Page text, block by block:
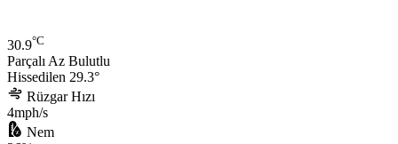
30.9°C
Parçalı Az Bulutlu
Hissedilen 29.3°
Rüzgar Hızı
4mph/s
Nem